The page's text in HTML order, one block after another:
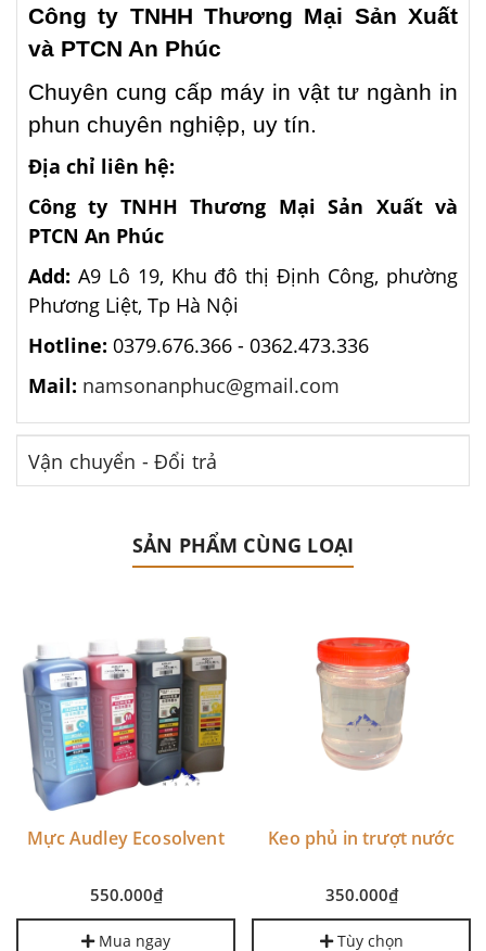
Công ty TNHH Thương Mại Sản Xuất
và PTCN An Phúc
Chuyên cung cấp máy in vật tư ngành in
phun chuyên nghiệp, uy tín.
Địa chỉ liên hệ:
Công ty TNHH Thương Mại Sản Xuất và
PTCN An Phúc
Add: A9 Lô 19, Khu đô thị Định Công, phường
Phương Liệt, Tp Hà Nội
Hotline: 0379.676.366 - 0362.473.336
Mail: namsonanphuc@gmail.com
Vận chuyển - Đổi trả
SẢN PHẨM CÙNG LOẠI
Keo phủ in trượt nước
T5000, T7000,
T5270, T7270,
T7280
550.000₫